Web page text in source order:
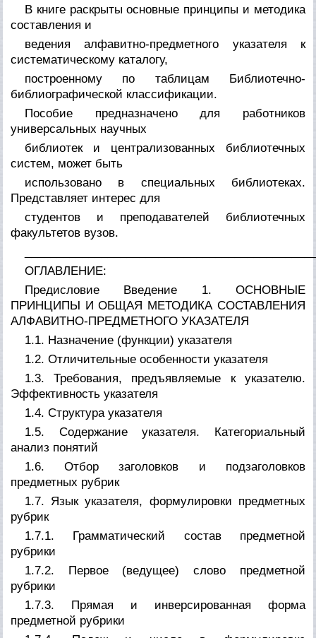
В книге раскрыты основные принципы и методика
составления и
ведения алфавитно-предметного указателя к
систематическому каталогу,
построенному по таблицам Библиотечно-
библиографической классификации.
Пособие предназначено для работников
универсальных научных
библиотек и централизованных библиотечных
систем, может быть
использовано в специальных библиотеках.
Представляет интерес для
студентов и преподавателей библиотечных
факультетов вузов.
ОГЛАВЛЕНИЕ:
Предисловие Введение 1. ОСНОВНЫЕ
ПРИНЦИПЫ И ОБЩАЯ МЕТОДИКА СОСТАВЛЕНИЯ
АЛФАВИТНО-ПРЕДМЕТНОГО УКАЗАТЕЛЯ
1.1. Назначение (функции) указателя
1.2. Отличительные особенности указателя
1.3. Требования, предъявляемые к указателю.
Эффективность указателя
1.4. Структура указателя
1.5. Содержание указателя. Категориальный
анализ понятий
1.6. Отбор заголовков и подзаголовков
предметных рубрик
1.7. Язык указателя, формулировки предметных
рубрик
1.7.1. Грамматический состав предметной
рубрики
1.7.2. Первое (ведущее) слово предметной
рубрики
1.7.3. Прямая и инверсированная форма
предметной рубрики